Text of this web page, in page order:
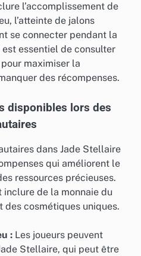
l’accomplissement de
l’atteinte de jalons
se connecter pendant la
est essentiel de consulter
maximiser la
des récompenses.
disponibles lors des
dans Jade Stellaire
qui améliorent le
ressources précieuses.
inclure de la monnaie du
des cosmétiques uniques.
: Les joueurs peuvent
Stellaire, qui peut être